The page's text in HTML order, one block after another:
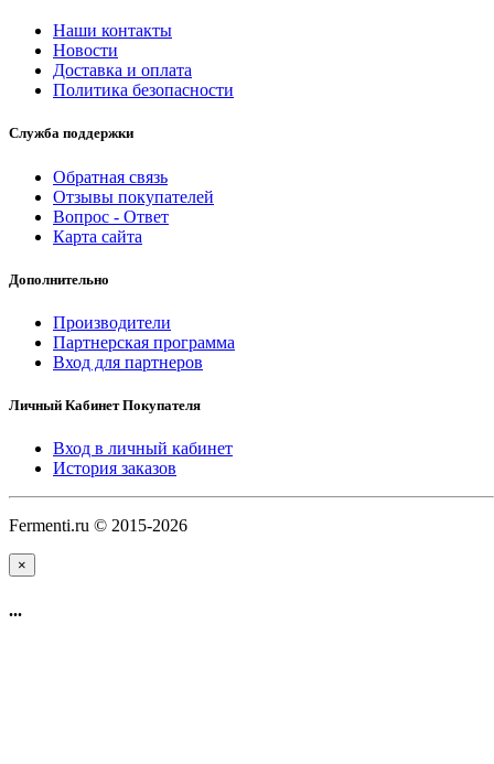
Наши контакты
Новости
Доставка и оплата
Политика безопасности
Служба поддержки
Обратная связь
Отзывы покупателей
Вопрос - Ответ
Карта сайта
Дополнительно
Производители
Партнерская программа
Вход для партнеров
Личный Кабинет Покупателя
Вход в личный кабинет
История заказов
Fermenti.ru © 2015-2026
×
...